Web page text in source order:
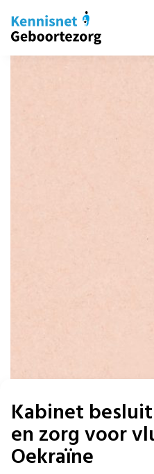
Kabinet
en zorg voor
Oekraïne